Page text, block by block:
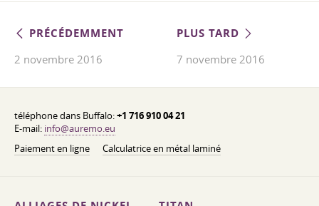
PRÉCÉDEMMENT
2 novembre 2016
PLUS TARD
7 novembre 2016
téléphone dans Buffalo:+1 716 910 04 21
E-mail: info@auremo.eu
Paiement en ligne
Calculatrice en métal laminé